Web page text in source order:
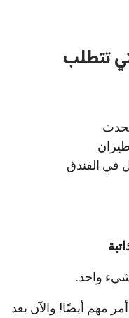
تتطلب
في الفندق
شيء واحد.
مهم أيضًا! والآن بعد